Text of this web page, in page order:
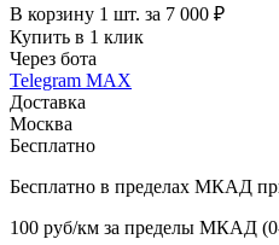
В корзину 1 шт. за 7 000 ₽
Купить в 1 клик
Через бота
Telegram MAX
Доставка
Москва
Бесплатно
Бесплатно в пределах МКАД
100 руб/км за пределы МКАД